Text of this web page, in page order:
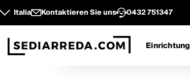
Italia Kontaktieren Sie uns 0432 751347
Einrichtung